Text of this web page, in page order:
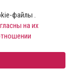
файлы .
на их